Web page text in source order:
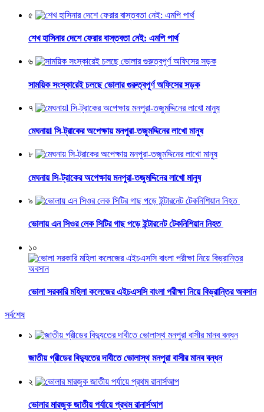
৫
শেখ হাসিনার দেশে ফেরার বাস্তবতা নেই: এমপি পার্থ
৬
সাময়িক সংস্কারেই চলছে ভোলার গুরুত্বপূর্ণ অফিসের সড়ক
৭
মেঘনায়l সি-ট্রাকের অপেক্ষায় মনপুরা-তজুমদ্দিনের লাখো মানুষ
৮
মেঘনায় সি-ট্রাকের অপেক্ষায় মনপুরা-তজুমদ্দিনের লাখো মানুষ
৯
ভোলায় এন সিওর লেক সিটির গাছ পড়ে ইন্টারনেট টেকনিশিয়ান নিহত
১০
ভোলা সরকারি মহিলা কলেজের এইচএসসি বাংলা পরীক্ষা নিয়ে বিভ্রান্তির অবসান
সর্বশেষ
১
জাতীয় গ্রীডের বিদ্যুতের দাবীতে ভোলাস্থ মনপুরা বাসীর মানব বন্ধন
২
ভোলার মারজুক জাতীয় পর্যায়ে প্রথম রানার্সআপ